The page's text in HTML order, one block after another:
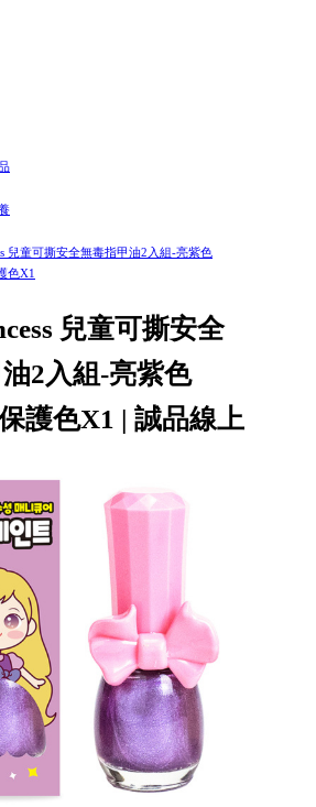
兒童可撕安全無毒指甲油2入組-亮紫色
色X1
兒童可撕安全
2入組-亮紫色
護色X1 | 誠品線上